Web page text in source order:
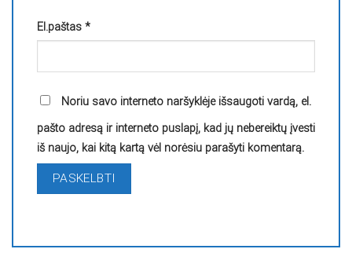
El.paštas *
Noriu savo interneto naršyklėje išsaugoti vardą, el.
pašto adresą ir interneto puslapį, kad jų nebereiktų įvesti
iš naujo, kai kitą kartą vėl norėsiu parašyti komentarą.